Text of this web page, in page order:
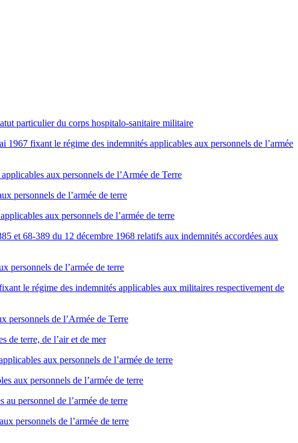
particulier du corps hospitalo-sanitaire militaire
fixant le régime des indemnités applicables aux personnels de l’armée
aux personnels de l’Armée de Terre
personnels de l’armée de terre
aux personnels de l’armée de terre
et 68-389 du 12 décembre 1968 relatifs aux indemnités accordées aux
personnels de l’armée de terre
le régime des indemnités applicables aux militaires respectivement de
personnels de l’Armée de Terre
de terre, de l’air et de mer
aux personnels de l’armée de terre
aux personnels de l’armée de terre
personnel de l’armée de terre
personnels de l’armée de terre